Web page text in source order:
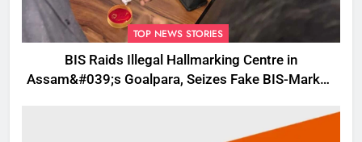
TOP NEWS STORIES
BIS Raids Illegal Hallmarking Centre in
Assam&#039;s Goalpara, Seizes Fake BIS-Marked